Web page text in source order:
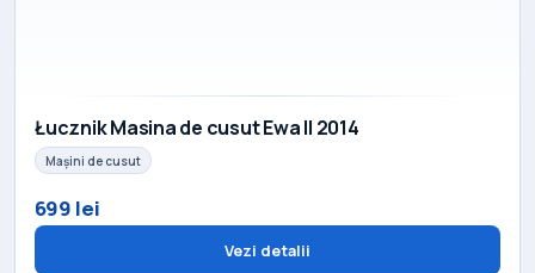
Łucznik Masina de cusut Ewa II 2014
Mașini de cusut
699 lei
Vezi detalii